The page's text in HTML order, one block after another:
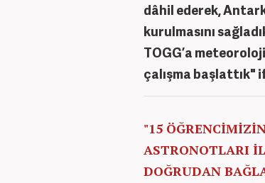
dâhil ederek,
kurulmasını
TOGG’a
çalışma başlattık"
"15
ASTRONOTLARI
DOĞRUDAN